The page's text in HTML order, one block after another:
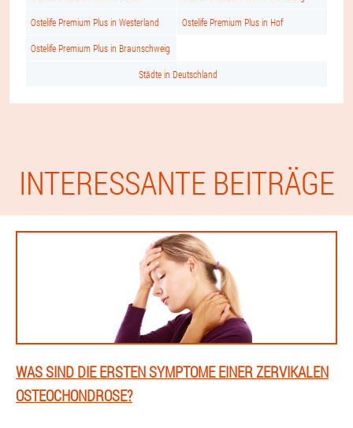
Ostelife Premium Plus in Westerland Ostelife Premium Plus in Hof
Ostelife Premium Plus in Braunschweig
Städte in Deutschland
INTERESSANTE BEITRÄGE
WAS SIND DIE ERSTEN SYMPTOME EINER ZERVIKALEN
OSTEOCHONDROSE?